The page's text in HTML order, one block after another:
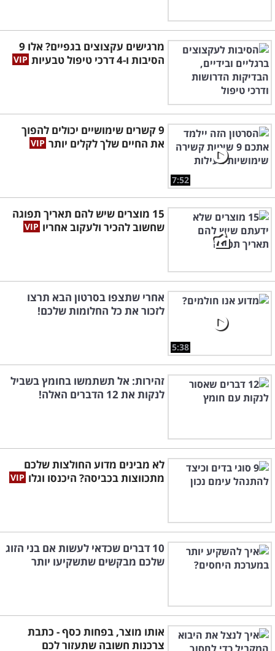
מרגישים עקצוצים בגפיים? אלו 9
הסיבות ו-4 דרכי טיפול טבעיות
7:52
9 קשרים שימושיים יכולים להפוך
את החיים שלך לקלים יותר
15 מוצרים שיש להם תאריך תפוגה
שחשוב להכיר ולעקוב אחריו
5:38
אחרי שתצפו בסרטון הבא תרצו
לזכור את כל החלומות שלכם!
זהירות: אל תשתמשו בחומץ בשביל
לנקות את 12 הדברים האלה!
לא מבינים מדוע החולצות שלכם
מתכווצות בכביסה? היכנסו וגלו
10 דברים שכדאי לעשות אם בני הזוג
שלכם מבקשים שתשקיעו יותר
אותו מוצר, בפחות כסף - כתבת
צרכנות חשובה שתעזור לכם